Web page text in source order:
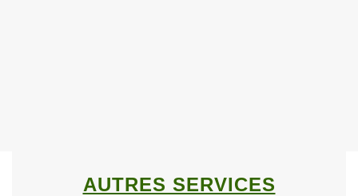
AUTRES SERVICES